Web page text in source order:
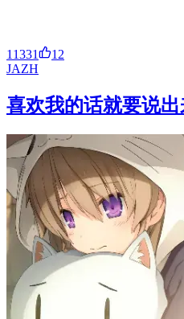
11331
12
JAZH
喜欢我的话就要说出